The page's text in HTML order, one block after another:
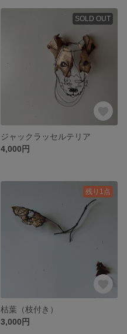
SOLD OUT
ジャックラッセルテリア
4,000円
残り1点
枯葉（枝付き）
3,000円